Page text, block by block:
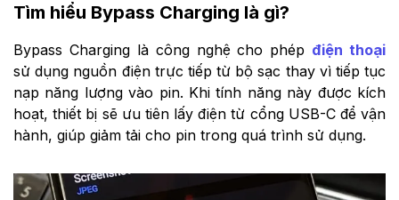
Tìm hiểu Bypass Charging là gì?
Bypass Charging là công nghệ cho phép điện thoại
sử dụng nguồn điện trực tiếp từ bộ sạc thay vì tiếp tục
nạp năng lượng vào pin. Khi tính năng này được kích
hoạt, thiết bị sẽ ưu tiên lấy điện từ cổng USB-C để vận
hành, giúp giảm tải cho pin trong quá trình sử dụng.